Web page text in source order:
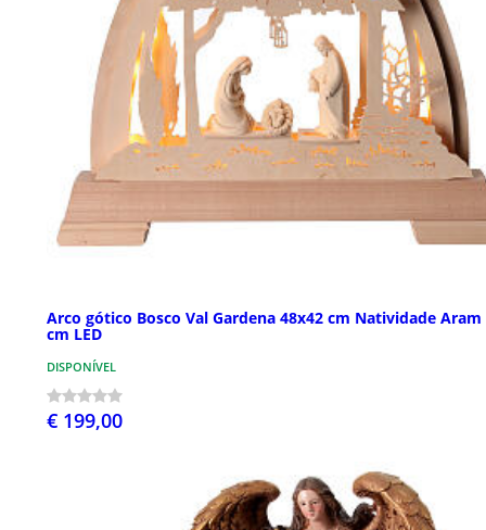
Arco gótico Bosco Val Gardena 48x42 cm Natividade Aram
cm LED
DISPONÍVEL
€ 199,00